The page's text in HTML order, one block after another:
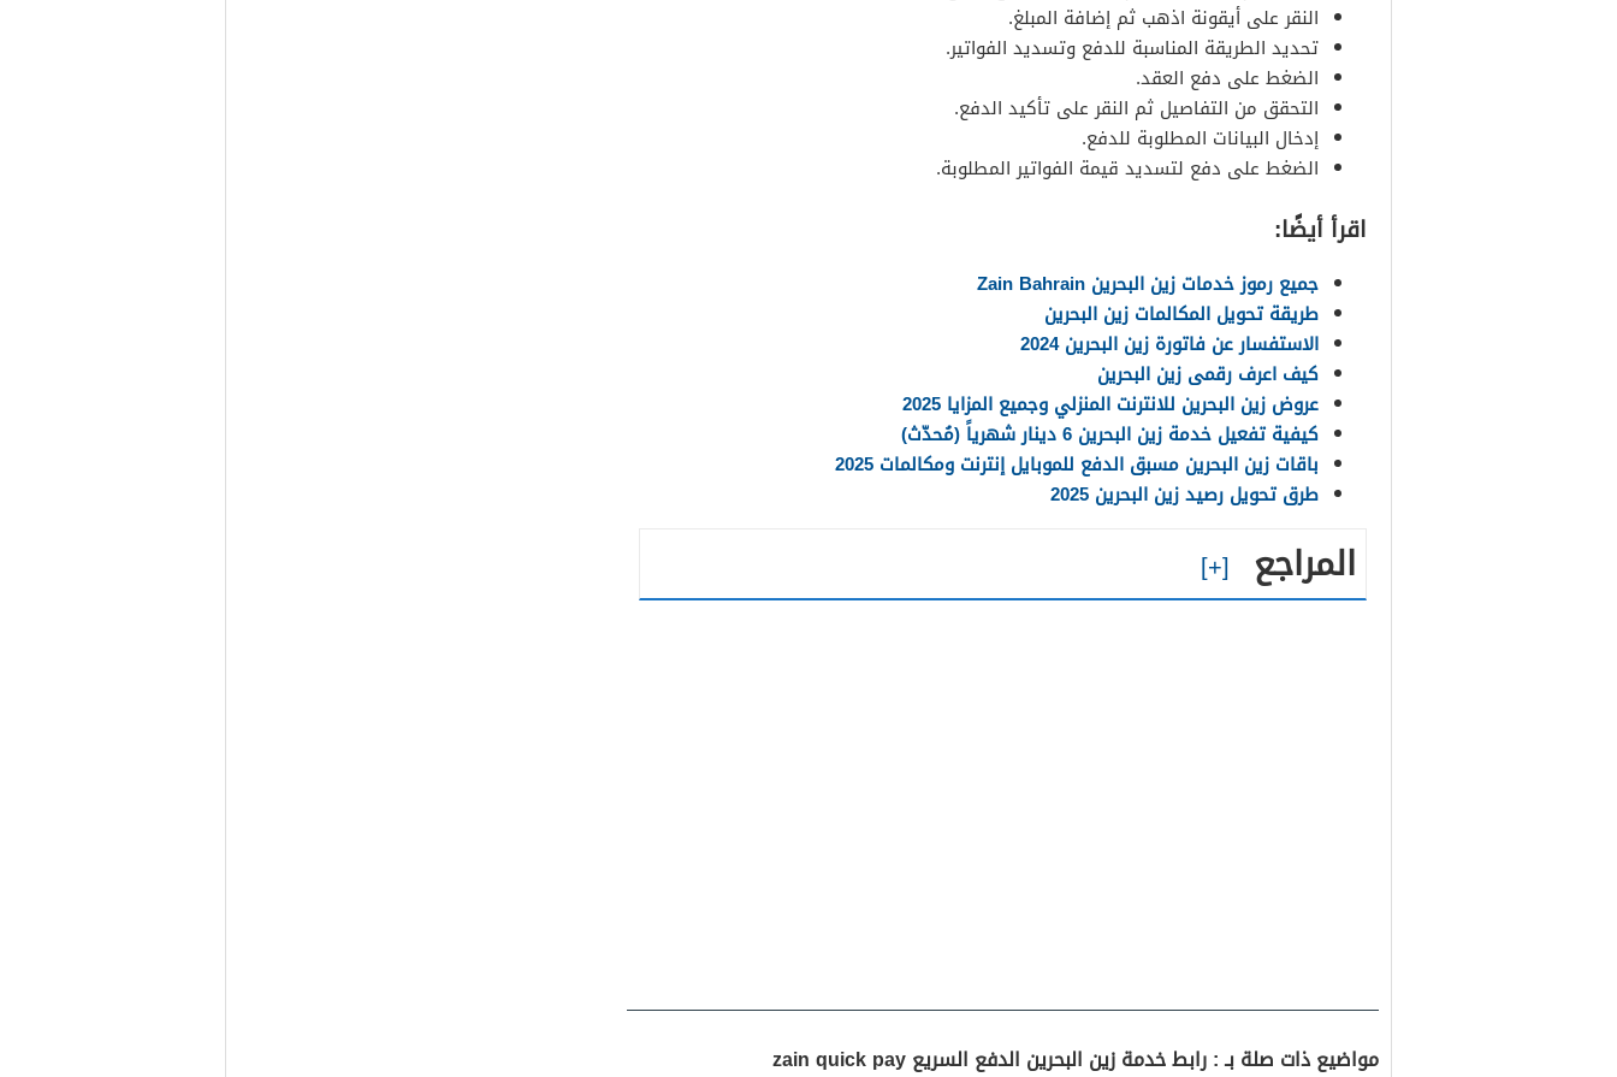
النقر على أيقونة اذهب ثم إضافة المبلغ.
تحديد الطريقة المناسبة للدفع وتسديد الفواتير.
الضغط على دفع العقد.
التحقق من التفاصيل ثم النقر على تأكيد الدفع.
إدخال البيانات المطلوبة للدفع.
الضغط على دفع لتسديد قيمة الفواتير المطلوبة.
اقرأ أيضًا:
جميع رموز خدمات زين البحرين Zain Bahrain
طريقة تحويل المكالمات زين البحرين
الاستفسار عن فاتورة زين البحرين 2024
كيف اعرف رقمى زين البحرين
عروض زين البحرين للانترنت المنزلي وجميع المزايا 2025
كيفية تفعيل خدمة زين البحرين 6 دينار شهرياً (مُحدّث)
باقات زين البحرين مسبق الدفع للموبايل إنترنت ومكالمات 2025
طرق تحويل رصيد زين البحرين 2025
المراجع
مواضيع ذات صلة بـ : رابط خدمة زين البحرين الدفع السريع zain quick pay